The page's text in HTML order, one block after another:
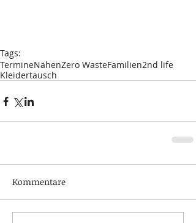
Tags:
TermineNähenZero WasteFamilien2nd life
Kleidertausch
Kommentare